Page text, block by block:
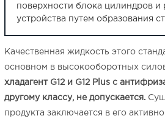
Плюсы и минусы
Краткая инструкция по
5 Итог
поверхности блока цилиндров и
устройства путем образования
Качественная жидкость этого
основном в высокооборотных
хладагент G12 и G12 Plus с
другому классу, не допускается.
продукта заключается в его